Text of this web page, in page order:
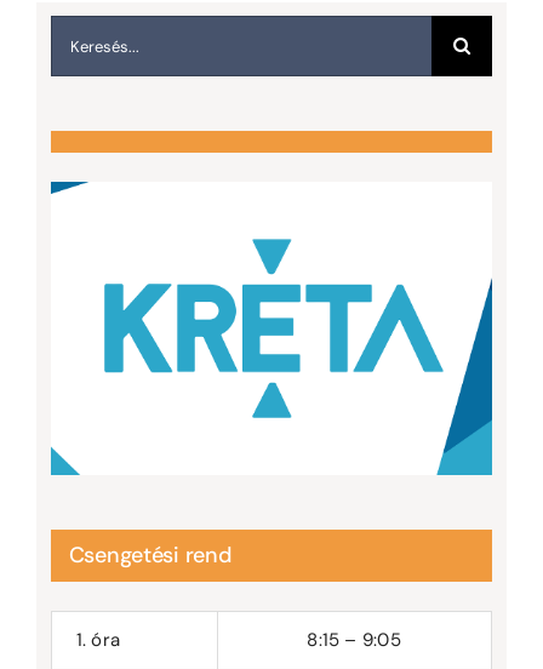
Csengetési rend
1. óra 8:15 – 9:05